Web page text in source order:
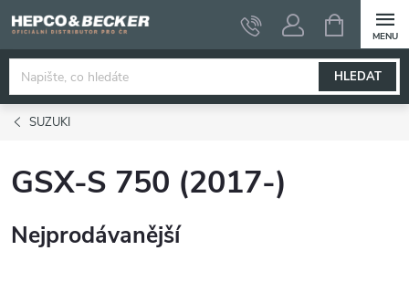
na
obsah
HLEDAT
NÁKUPNÍ
KOŠÍK
SUZUKI
GSX-S 750 (2017-)
Nejprodávanější